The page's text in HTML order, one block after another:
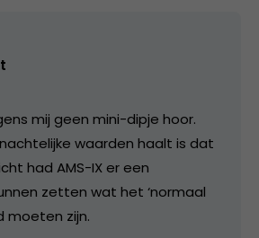
mij geen mini-dipje hoor.
waarden haalt is dat
had AMS-IX er een
zetten wat het ‘normaal
moeten zijn.